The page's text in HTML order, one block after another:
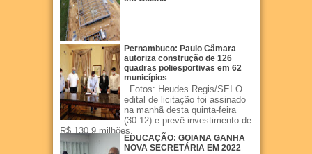
Pernambuco: Paulo Câmara
autoriza construção de 126
quadras poliesportivas em 62
municípios
Fotos: Heudes Regis/SEI O
edital de licitação foi assinado
na manhã desta quinta-feira
(30.12) e prevê investimento de
R$ 130,9 milhões.
EDUCAÇÃO: GOIANA GANHA
NOVA SECRETÁRIA EM 2022